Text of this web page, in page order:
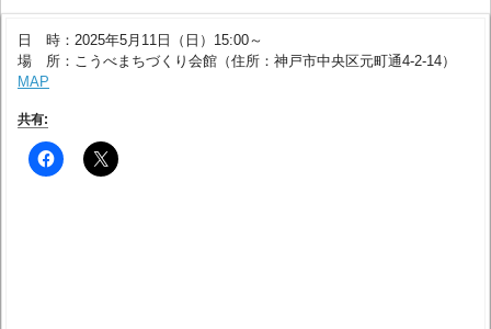
日 時：2025年5月11日（日）15:00～
場 所：こうべまちづくり会館（住所：神戸市中央区元町通4-2-14）
MAP
共有: